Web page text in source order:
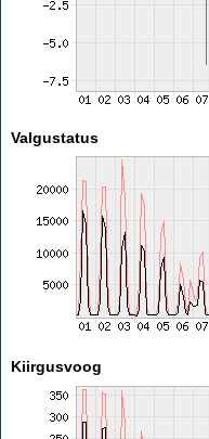
Valgustatus
Kiirgusvoog